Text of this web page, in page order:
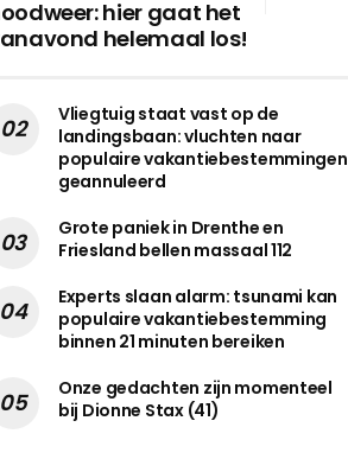
hier gaat het
helemaal los!
Vliegtuig staat vast op de
landingsbaan: vluchten naar
populaire vakantiebestemmingen
geannuleerd
Grote paniek in Drenthe en
Friesland bellen massaal 112
Experts slaan alarm: tsunami kan
populaire vakantiebestemming
binnen 21 minuten bereiken
Onze gedachten zijn momenteel
bij Dionne Stax (41)